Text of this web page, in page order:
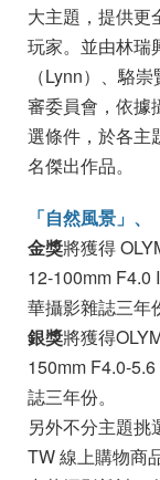
大主題，提供更
玩家。並由林瑞
（Lynn）、駱
審委員會，依據
選條件，於各主
名傑出作品。
「自然風景」
金獎將獲得
12-100mm F4.0
華攝影雜誌三年
銀獎將獲得
150mm F4.0-
誌三年份。
另外不分主題挑
TW 線上購物商